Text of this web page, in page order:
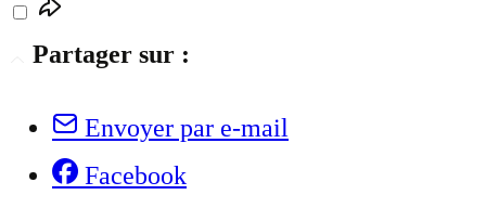
Partager sur :
Envoyer par e-mail
Facebook